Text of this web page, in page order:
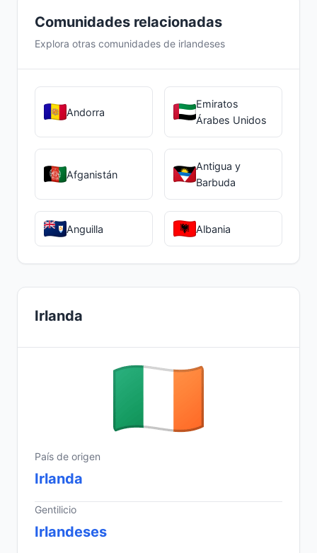
Comunidades relacionadas
Explora otras comunidades de irlandeses
Andorra
Emiratos
Árabes Unidos
Afganistán
Antigua y
Barbuda
Anguilla Albania
Irlanda
País de origen
Irlanda
Gentilicio
Irlandeses